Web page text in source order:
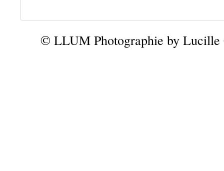
© LLUM Photographie by Lucille